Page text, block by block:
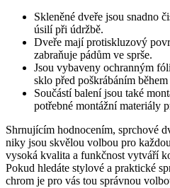
Skleněné dveře jsou snadno
úsilí při údržbě.
Dveře mají protiskluzový
zabraňuje pádům ve sprše.
Jsou vybaveny ochranným
sklo před poškrábáním během
Součástí balení jsou také
potřebné montážní materiály
Shrnujícím hodnocením, sprchové
niky jsou skvělou volbou pro
vysoká kvalita a funkčnost vytváří
Pokud hledáte stylové a praktické
chrom je pro vás tou správnou